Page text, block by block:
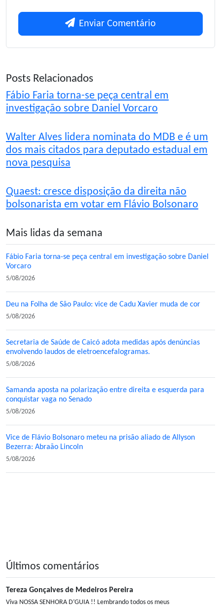
Enviar Comentário
Posts Relacionados
Fábio Faria torna-se peça central em
investigação sobre Daniel Vorcaro
Walter Alves lidera nominata do MDB e é um
dos mais citados para deputado estadual em
nova pesquisa
Quaest: cresce disposição da direita não
bolsonarista em votar em Flávio Bolsonaro
Mais lidas da semana
Fábio Faria torna-se peça central em investigação sobre Daniel
Vorcaro
5/08/2026
Deu na Folha de São Paulo: vice de Cadu Xavier muda de cor
5/08/2026
Secretaria de Saúde de Caicó adota medidas após denúncias
envolvendo laudos de eletroencefalogramas.
5/08/2026
Samanda aposta na polarização entre direita e esquerda para
conquistar vaga no Senado
5/08/2026
Vice de Flávio Bolsonaro meteu na prisão aliado de Allyson
Bezerra: Abraão Lincoln
5/08/2026
Últimos comentários
Tereza Gonçalves de Medeiros Pereira
Viva NOSSA SENHORA D’GUIA !! Lembrando todos os meus